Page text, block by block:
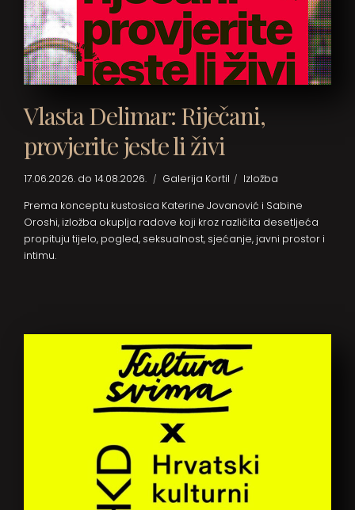
Vlasta Delimar: Riječani,
provjerite jeste li živi
17.06.2026. do 14.08.2026. Galerija Kortil
Izložba
Prema konceptu kustosica Katerine Jovanović i Sabine
Oroshi, izložba okuplja radove koji kroz različita desetljeća
propituju tijelo, pogled, seksualnost, sjećanje, javni prostor i
intimu.